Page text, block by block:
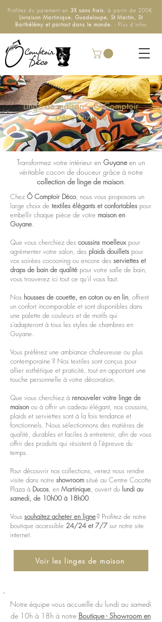
Profitez du paiement en 3X sans frais, à partir de 200€.
Livraison Martinique, Guadeloupe, St Martin, St
Barthélémy et partout dans le monde. - Plus d'infos
Linge de maison – Ô Comptoir
Déco Guyane
Transformez votre intérieur en Guyane en un
véritable cocon de douceur grâce à notre
collection de linge de maison.
Chez Ô Comptoir Déco, nous vous proposons un
large choix de textiles élégants et confortables pour
embellir chaque pièce de votre maison en
Guyane.
Que vous cherchiez des coussins moelleuxpour
agrémenter votre salon, des plaids douillets pour
vos soirées cocooning ou encore des serviettes et
draps de bain de qualité pour votre salle de bain,
vous trouverez ici tout ce qu’il vous faut.
Nos housses de couette, en coton ou en lin, offrent
un confort incomparable et sont disponibles dans
une palette de couleurs et de motifs qui
s’adapteront à tous les styles de chambres en
Guyane.
Vous préférez une ambiance chaleureuse ou plus
contemporaine ? Nos textiles sont conçus pour
allier esthétique et praticité, tout en apportant une
touche personnelle à votre décoration.
Que vous cherchiez à renouveler votre linge de
maison ou à offrir un cadeau élégant, nos coussins,
plaids et serviettes sont à la fois tendance et
fonctionnels. Nous sélectionnons des matières de
qualité, durables et faciles à entretenir, afin de vous
offrir des produits qui résistent à l'épreuve du
temps.
Pour découvrir nos collections, venez nous rendre
visite dans notre showroom situé au Centre Cocotte
Plaza à Ducos, en Martinique, ouvert du lundi au
samedi, de 10h00 à 18h00.
Vous souhaitez acheter en ligne? Profitez de notre
boutique accessible 24/24 et 7/7sur notre site
internet.
Voir les linges de maison
Notre équipe vous accueille du lundi au samedi
de 10h à 18h à notre Boutique - Showroom en